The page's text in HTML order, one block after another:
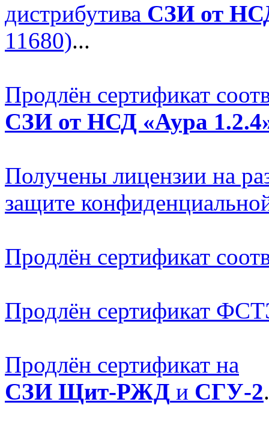
дистрибутива СЗИ от
11680)...
Продлён сертификат
СЗИ от НСД «Аура
Получены лицензии на
защите
Продлён сертификат
Продлён сертификат
Продлён сертификат на
СЗИ Щит-РЖД и СГУ-2